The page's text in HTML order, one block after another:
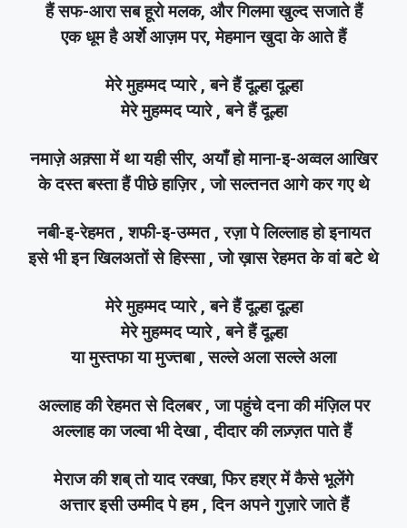
हैं सफ-आरा सब हूरो मलक, और गिलमा खुल्द सजाते हैं
एक धूम है अर्शे आज़म पर, मेहमान खुदा के आते हैं
मेरे मुहम्मद प्यारे , बने हैं दूल्हा दूल्हा
मेरे मुहम्मद प्यारे , बने हैं दूल्हा
नमाज़े अक़्सा में था यही सीर, अयाँ हो माना-इ-अव्वल आखिर
के दस्त बस्ता हैं पीछे हाज़िर , जो सल्तनत आगे कर गए थे
नबी-इ-रेहमत , शफी-इ-उम्मत , रज़ा पे लिल्लाह हो इनायत
इसे भी इन खिलअतों से हिस्सा , जो ख़ास रेहमत के वां बटे थे
मेरे मुहम्मद प्यारे , बने हैं दूल्हा दूल्हा
मेरे मुहम्मद प्यारे , बने हैं दूल्हा
या मुस्तफा या मुज्तबा , सल्ले अला सल्ले अला
अल्लाह की रेहमत से दिलबर , जा पहुंचे दना की मंज़िल पर
अल्लाह का जल्वा भी देखा , दीदार की लज़्ज़त पाते हैं
मेराज की शब् तो याद रक्खा, फिर हश्र में कैसे भूलेंगे
अत्तार इसी उम्मीद पे हम , दिन अपने गुज़ारे जाते हैं